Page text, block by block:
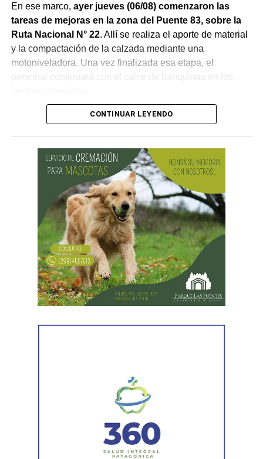
En ese marco, ayer jueves (06/08) comenzaron las
tareas de mejoras en la zona del Puente 83, sobre la
Ruta Nacional N° 22. Allí se realiza el aporte de material
y la compactación de la calzada mediante una
motoniveladora. Una vez finalizada esa etapa, el
personal continuará con el calce de banquinas en los
Desde Vialidad Nacional informaron que,durante las
próximas semanas, el operativo de bacheo será
reforzado con dos nuevas cuadrillas de trabajo y dos
camiones bacheadores, lo que permitirá incrementar
el ritmo de ejecución y optimizar las tareas de
mantenimiento en distintos puntos del Alto Valle.
Por otra parte, el organismo avanza con el relevamiento
sectores más deteriorados y mejorar las condiciones de
CONTINUAR LEYENDO